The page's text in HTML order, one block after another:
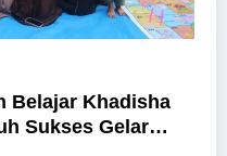
Belajar Khadisha
Sukses Gelar